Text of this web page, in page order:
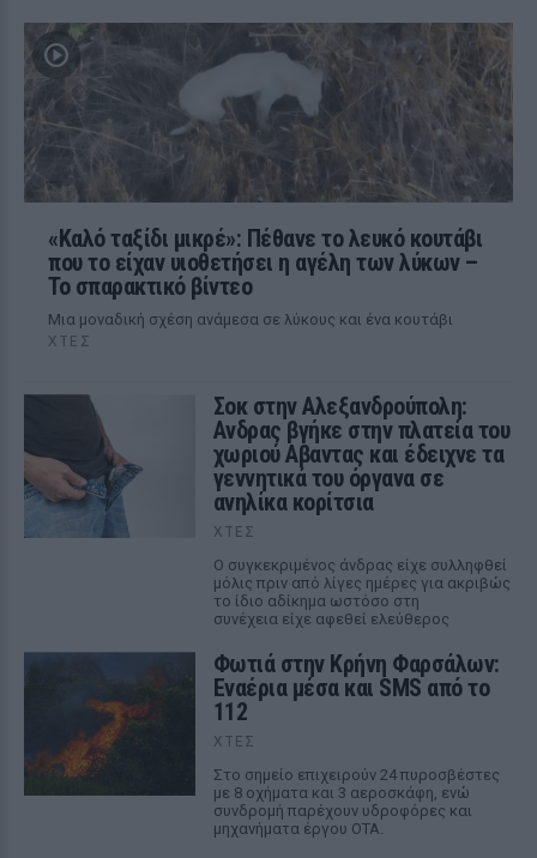
«Καλό ταξίδι μικρέ»: Πέθανε το λευκό κουτάβι
που το είχαν υιοθετήσει η αγέλη των λύκων –
Το σπαρακτικό βίντεο
Μια μοναδική σχέση ανάμεσα σε λύκους και ένα κουτάβι
ΧΤΕΣ
Σοκ στην Αλεξανδρούπολη:
Ανδρας βγήκε στην πλατεία του
χωριού Αβαντας και έδειχνε τα
γεννητικά του όργανα σε
ανηλίκα κορίτσια
ΧΤΕΣ
Ο συγκεκριμένος άνδρας είχε συλληφθεί
μόλις πριν από λίγες ημέρες για ακριβώς
το ίδιο αδίκημα ωστόσο στη
συνέχεια είχε αφεθεί ελεύθερος
Φωτιά στην Κρήνη Φαρσάλων:
Εναέρια μέσα και SMS από το
112
ΧΤΕΣ
Στο σημείο επιχειρούν 24 πυροσβέστες
με 8 οχήματα και 3 αεροσκάφη, ενώ
συνδρομή παρέχουν υδροφόρες και
μηχανήματα έργου ΟΤΑ.